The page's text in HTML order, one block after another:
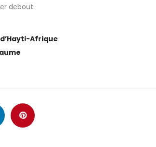
debout.
Afrique